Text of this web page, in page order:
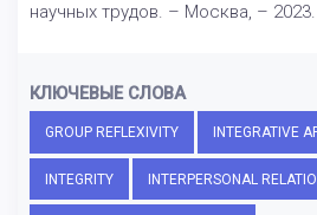
научных трудов. – Москва, –
КЛЮЧЕВЫЕ СЛОВА
GROUP REFLEXIVITY INTEGRATIVE
INTEGRITY INTERPERSONAL